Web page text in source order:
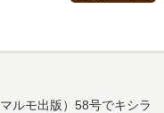
ルモ出版）58号でキシラ